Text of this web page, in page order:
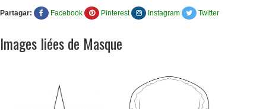
Partagar: Facebook Pinterest Instagram Twitter
Images liées de Masque